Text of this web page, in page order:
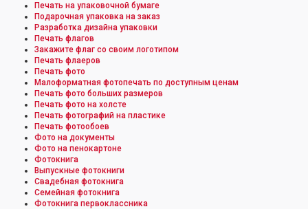
Печать на упаковочной бумаге
Подарочная упаковка на заказ
Разработка дизайна упаковки
Печать флагов
Закажите флаг со своим логотипом
Печать флаеров
Печать фото
Малоформатная фотопечать по доступным ценам
Печать фото больших размеров
Печать фото на холсте
Печать фотографий на пластике
Печать фотообоев
Фото на документы
Фото на пенокартоне
Фотокнига
Выпускные фотокниги
Свадебная фотокнига
Семейная фотокнига
Фотокнига первоклассника